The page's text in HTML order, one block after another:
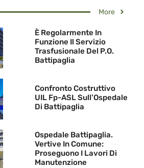
More
È Regolarmente In
Funzione Il Servizio
Trasfusionale Del P.O.
Battipaglia
Confronto Costruttivo
UIL Fp-ASL Sull’Ospedale
Di Battipaglia
Ospedale Battipaglia.
Vertive In Comune:
Proseguono I Lavori Di
Manutenzione